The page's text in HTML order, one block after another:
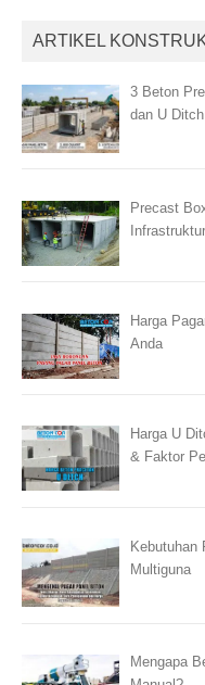
ARTIKEL
3 Beton
dan U Ditch
Precast
Harga
Anda
Harga U
& Faktor
Kebutuhan
Multiguna
Mengapa